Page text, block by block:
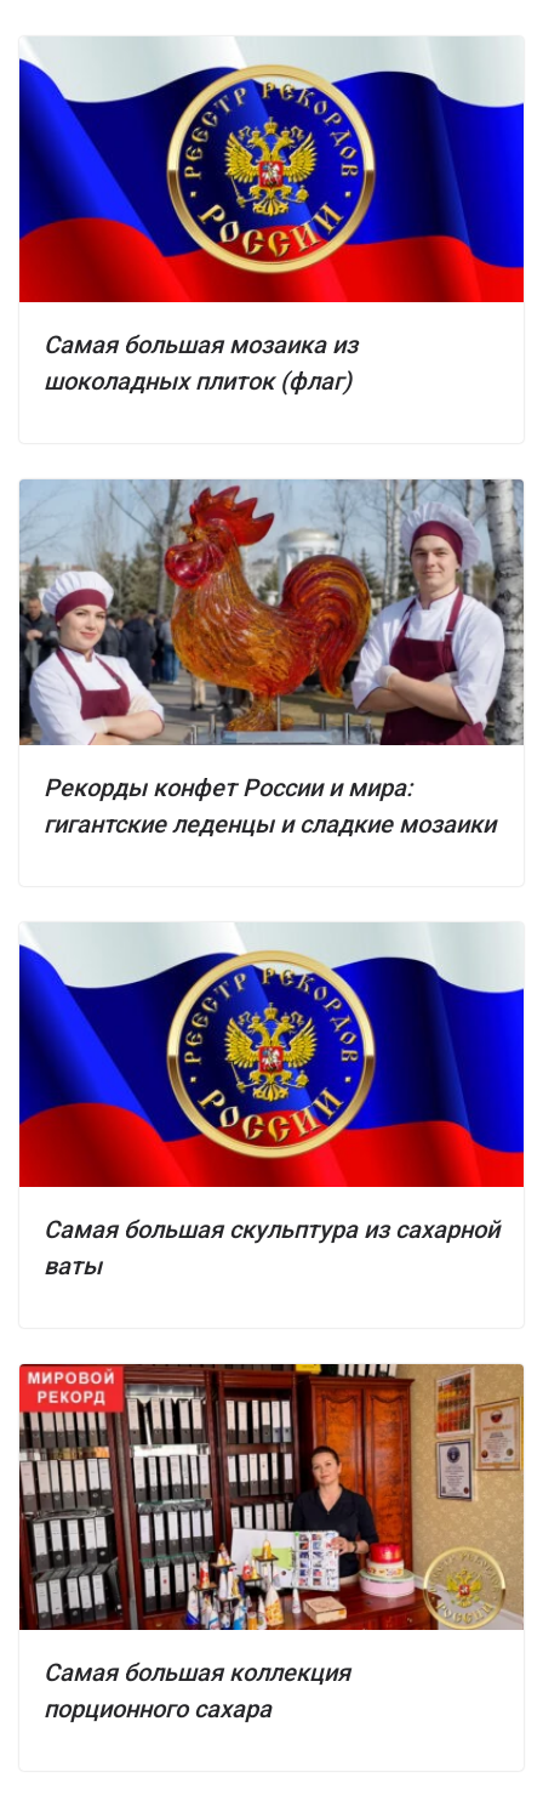
Самая большая мозаика из
шоколадных плиток (флаг)
Рекорды конфет России и мира:
гигантские леденцы и сладкие мозаики
Самая большая скульптура из сахарной
ваты
Самая большая коллекция
порционного сахара